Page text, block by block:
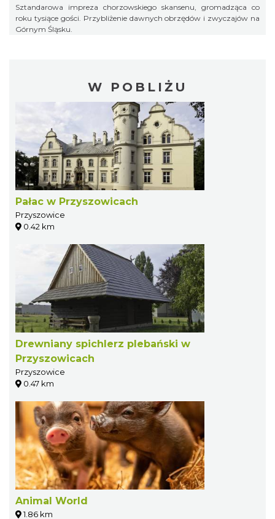
Sztandarowa impreza chorzowskiego skansenu, gromadząca co
roku tysiące gości. Przybliżenie dawnych obrzędów i zwyczajów na
Górnym Śląsku.
W POBLIŻU
Pałac w Przyszowicach
Przyszowice
0.42 km
Drewniany spichlerz plebański w
Przyszowicach
Przyszowice
0.47 km
Animal World
1.86 km